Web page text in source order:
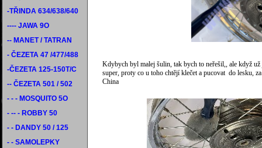
-TŘINDA 634/638/640
---- JAWA 9O
-- MANET / TATRAN
- ČEZETA 47 /477/488
-ČEZETA 125-150T/C
-- ČEZETA 501 / 502
- - - MOSQUITO 5O
- -- - ROBBY 50
- - DANDY 50 / 125
- - SAMOLEPKY
Kdybych byl malej šulin, tak bych to neřešil,, ale když už
super, proty co u toho chtějí klečet a pucovat do lesku,
China